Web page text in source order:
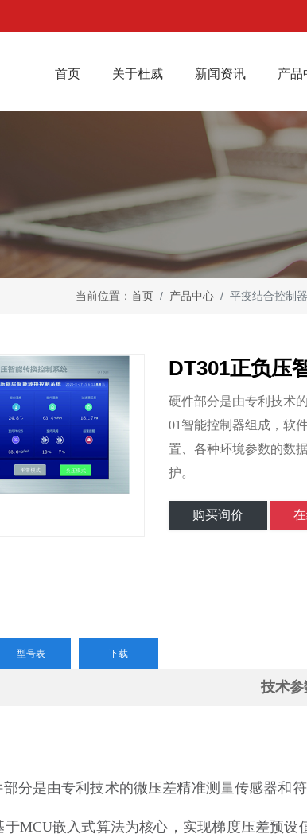
首页(current)关于杜威 新闻资讯 产品
当前位置： 首页 产品中心 平疫结合控制
DT301正负压
硬件部分是由专利技术
01智能控制器组成，软
置、各种环境参数的数
护。
购买询价
型号表 下载
技术参
分是由专利技术的微压差精准测量传感器和
MCU嵌入式算法为核心，实现梯度压差预